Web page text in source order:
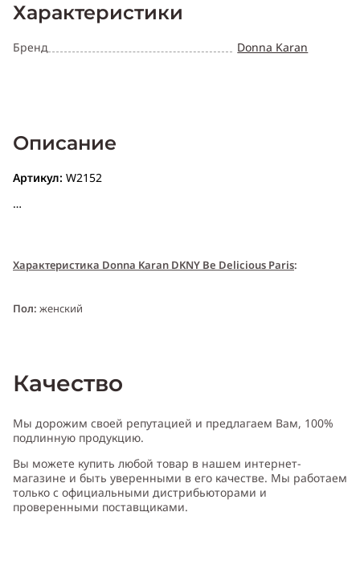
Характеристики
Бренд Donna Karan
Описание
Артикул: W2152
Характеристика Donna Karan DKNY Be Delicious Paris:
Пол: женский
Cодержит ноты:фиалка, жасмин, пачули, красное яблоко,
Производитель:США (USA)
Качество
Мы дорожим своей репутацией и предлагаем Вам, 100%
подлинную продукцию.
Вы можете купить любой товар в нашем интернет-
магазине и быть уверенными в его качестве. Мы работаем
только с официальными дистрибьюторами и
проверенными поставщиками.